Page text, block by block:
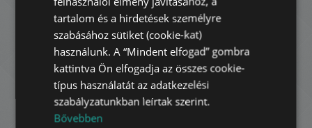
város legnagyobb tömegközlekedési
csomópontja, ahol három metró vonal találkozik
(M1, M2, M3). A Budapest Eye óriáskerékről a
város fölé emelkedve pazar látkép tárul elénk,
köztük a kerület olyan nevezetességei, mint a
Parlament és a Szent István Bazilika.
A diákok az ELTE Jogi Kara (ÁJK), az ELTE
FRENCH
tartalom és a hirdetések személyre
szabásához sütiket (cookie-kat)
használunk. A “Mindent elfogad” gombra
kattintva Ön elfogadja az összes cookie-
típus használatát az adatkezelési
szabályzatunkban leírtak szerint.
Bővebben